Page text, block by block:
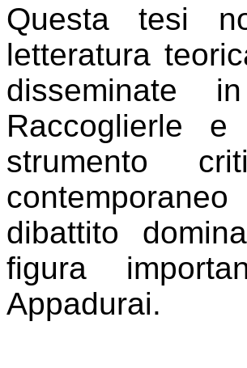
Questa tesi
letteratura
disseminate
Raccoglierle
strumento
dibattito
figura
Appadurai.